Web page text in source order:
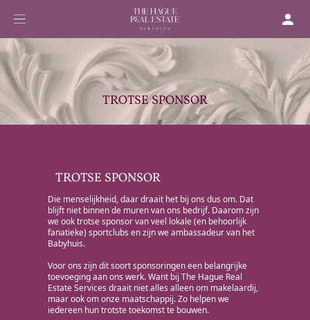
TROTSE SPONSOR
TROTSE SPONSOR
Die menselijkheid, daar draait het bij ons dus om. Dat
blijft niet binnen de muren van ons bedrijf. Daarom zijn
we ook trotse sponsor van veel lokale (en behoorlijk
fanatieke) sportclubs en zijn we ambassadeur van het
Babyhuis.
Voor ons zijn dit soort sponsoringen een belangrijke
toevoeging aan ons werk. Want bij The Hague Real
Estate Services draait niet alles alleen om makelaardij,
maar ook om onze maatschappij. Zo helpen we
iedereen hun trotste toekomst te bouwen.